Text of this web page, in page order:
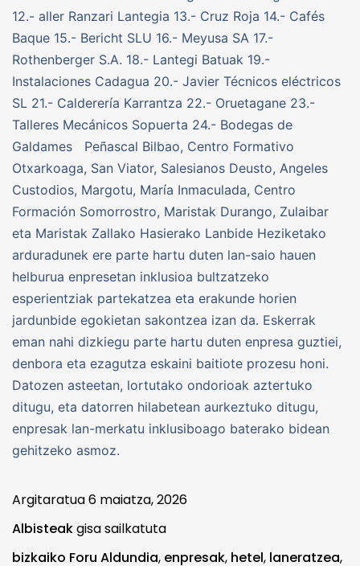
12.- aller Ranzari Lantegia 13.- Cruz Roja 14.- Cafés
Baque 15.- Bericht SLU 16.- Meyusa SA 17.-
Rothenberger S.A. 18.- Lantegi Batuak 19.-
Instalaciones Cadagua 20.- Javier Técnicos eléctricos
SL 21.- Calderería Karrantza 22.- Oruetagane 23.-
Talleres Mecánicos Sopuerta 24.- Bodegas de
Galdames Peñascal Bilbao, Centro Formativo
Otxarkoaga, San Viator, Salesianos Deusto, Angeles
Custodios, Margotu, María Inmaculada, Centro
Formación Somorrostro, Maristak Durango, Zulaibar
eta Maristak Zallako Hasierako Lanbide Heziketako
arduradunek ere parte hartu duten lan-saio hauen
helburua enpresetan inklusioa bultzatzeko
esperientziak partekatzea eta erakunde horien
jardunbide egokietan sakontzea izan da. Eskerrak
eman nahi dizkiegu parte hartu duten enpresa guztiei,
denbora eta ezagutza eskaini baitiote prozesu honi.
Datozen asteetan, lortutako ondorioak aztertuko
ditugu, eta datorren hilabetean aurkeztuko ditugu,
enpresak lan-merkatu inklusiboago baterako bidean
gehitzeko asmoz.
Argitaratua6 maiatza, 2026
Albisteakgisa sailkatuta
bizkaiko Foru Aldundia, enpresak, hetel, laneratzea,